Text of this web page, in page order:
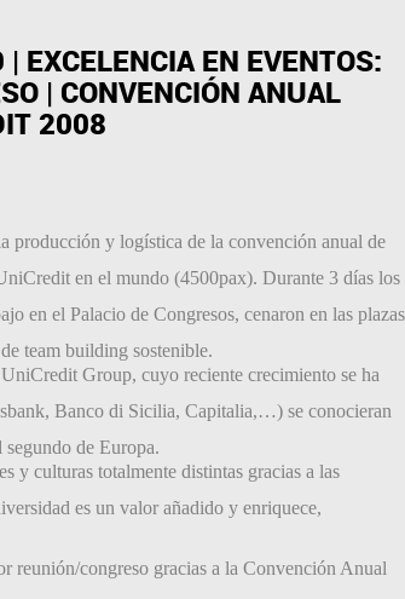
EXCELENCIA EN EVENTOS:
| CONVENCIÓN ANUAL
2008
producción y logística de la convención anual de
en el mundo (4500pax). Durante 3 días los
en el Palacio de Congresos, cenaron en las plazas
team building sostenible.
Group, cuyo reciente crecimiento se ha
Banco di Sicilia, Capitalia,…) se conocieran
segundo de Europa.
y culturas totalmente distintas gracias a las
es un valor añadido y enriquece,
reunión/congreso gracias a la Convención Anual